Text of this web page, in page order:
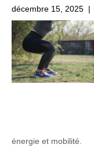
décembre 15, 2025 |
énergie et mobilité.